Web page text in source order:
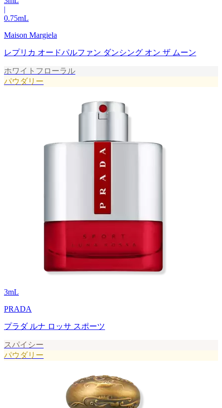
|
0.75mL
Maison Margiela
レプリカ オードパルファン ダンシング オン ザ ムーン
ホワイトフローラル
パウダリー
3mL
PRADA
プラダ ルナ ロッサ スポーツ
スパイシー
パウダリー